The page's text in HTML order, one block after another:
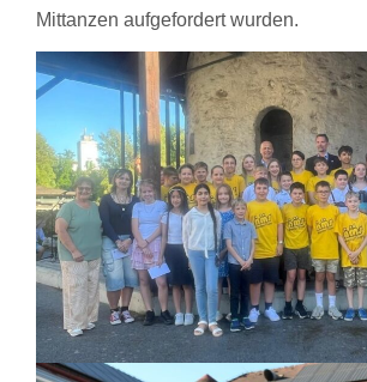
Mittanzen aufgefordert wurden.